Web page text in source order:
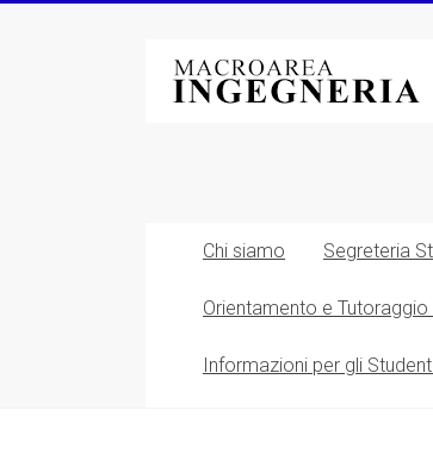
Macroarea
di
Università
degli
Studi
Chi siamo Segreteria
Orientamento e Tutoraggio
Informazioni per gli